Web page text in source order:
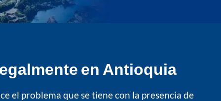
en Antioquia
el problema que se tiene con la presencia de